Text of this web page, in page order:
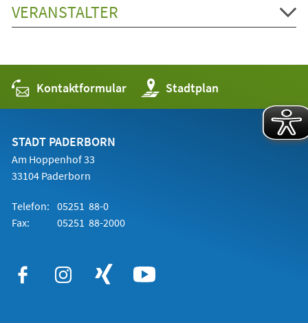
VERANSTALTER
Kontaktformular Stadtplan
(Öffnet
in
einem
STADT PADERBORN
Am Hoppenhof 33
33104 Paderborn
Telefon: 05251 88-0
Fax:
05251 88-2000